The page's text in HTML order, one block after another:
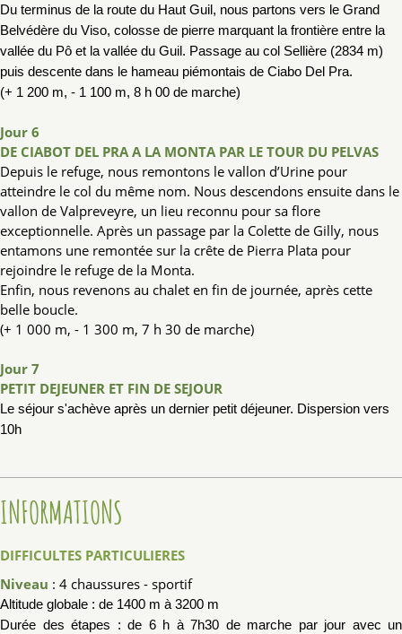
Du terminus de la route du Haut Guil, nous partons vers le Grand
Belvédère du Viso, colosse de pierre marquant la frontière entre la
vallée du Pô et la vallée du Guil. Passage au col Sellière (2834 m)
puis descente dans le hameau piémontais de Ciabo Del Pra.
(+ 1 200 m, - 1 100 m, 8 h 00 de marche)
Jour 6
DE CIABOT DEL PRA A LA MONTA PAR LE TOUR DU PELVAS
Depuis le refuge, nous remontons le vallon d’Urine pour
atteindre le col du même nom. Nous descendons ensuite dans le
vallon de Valpreveyre, un lieu reconnu pour sa flore
exceptionnelle. Après un passage par la Colette de Gilly, nous
entamons une remontée sur la crête de Pierra Plata pour
rejoindre le refuge de la Monta.
Enfin, nous revenons au chalet en fin de journée, après cette
belle boucle.
(+ 1 000 m, - 1 300 m, 7 h 30 de marche)
Jour 7
PETIT DEJEUNER ET FIN DE SEJOUR
Le séjour s'achève après un dernier petit déjeuner. Dispersion vers
10h
INFORMATIONS
DIFFICULTES PARTICULIERES
Niveau : 4 chaussures - sportif
Altitude globale : de 1400 m à 3200 m
Durée des étapes : de 6 h à 7h30 de marche par jour avec un